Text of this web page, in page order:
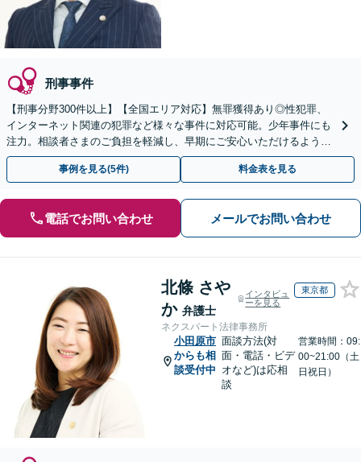
刑事事件
【刑事分野300件以上】【全国エリア対応】無罪獲得あり◎性犯罪、
インターネット関連の犯罪など様々な事件に対応可能。少年事件にも
注力。相談者さまのご負担を軽減し、早期にご安心いただけるよう尽
力します【遠方のご依頼可】【裁判員裁判の経験あり】
事例を見る(5件) 料金表を見る
電話でお問い合わせ メールでお問い合わせ
北條 さや
か 弁護士
インタビュ
ーを見る
東京都
ネクスパート法律事務所
小田原市
からも相
談受付中
面談方法(対
面・電話・ビデ
オなど)は応相
談
営業時間：09:
00~21:00（土
日祝日）